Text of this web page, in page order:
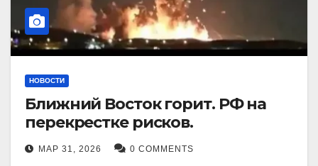
НОВОСТИ
Ближний Восток горит. РФ на
перекрестке рисков.
МАР 31, 2026 0 COMMENTS